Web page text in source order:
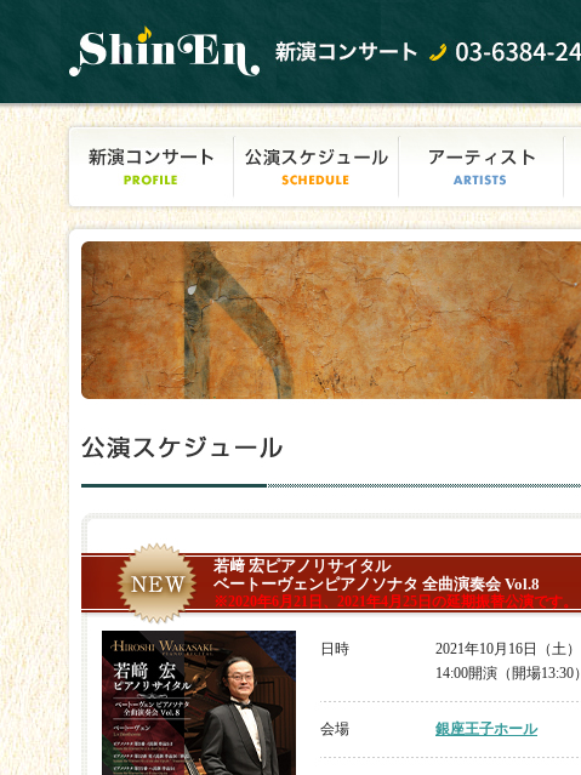
若﨑 宏ピアノリサイタル
ベートーヴェンピアノソナタ 全曲演奏会 Vol.8
※2020年6月21日、2021年4月25日の延期振替公演です。
日時
2021年10月16日（土）
14:00開演（開場13:30）
会場 銀座王子ホール